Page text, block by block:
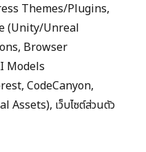
Themes/Plugins,
(Unity/Unreal
Browser
Models
CodeCanyon,
Assets), เว็บไซต์ส่วนตัว